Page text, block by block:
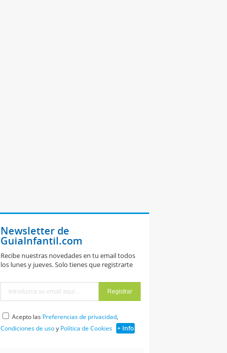
Newsletter de
GuiaInfantil.com
Recibe nuestras novedades en tu email todos
los lunes y jueves. Solo tienes que registrarte
Acepto las Preferencias de privacidad,
Condiciones de usoy Política de Cookies + Info